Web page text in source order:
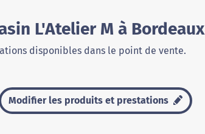
L'Atelier M à Bordeaux
disponibles dans le point de vente.
Modifier les produits et prestations